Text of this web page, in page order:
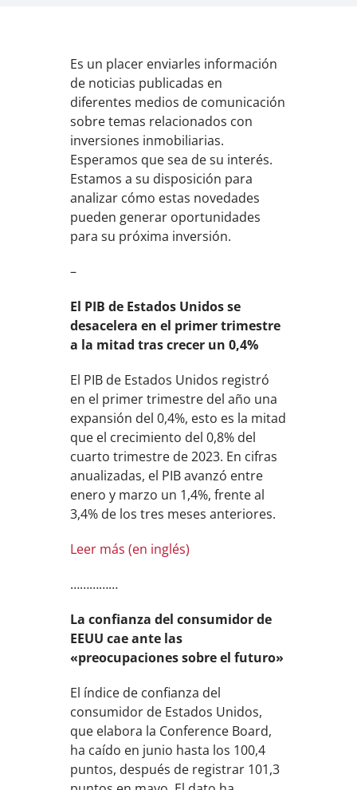
Es un placer enviarles información
de noticias publicadas en
diferentes medios de comunicación
sobre temas relacionados con
inversiones inmobiliarias.
Esperamos que sea de su interés.
Estamos a su disposición para
analizar cómo estas novedades
pueden generar oportunidades
para su próxima inversión.
–
El PIB de Estados Unidos se
desacelera en el primer trimestre
a la mitad tras crecer un 0,4%
El PIB de Estados Unidos registró
en el primer trimestre del año una
expansión del 0,4%, esto es la mitad
que el crecimiento del 0,8% del
cuarto trimestre de 2023. En cifras
anualizadas, el PIB avanzó entre
enero y marzo un 1,4%, frente al
3,4% de los tres meses anteriores.
Leer más (en inglés)
……………
La confianza del consumidor de
EEUU cae ante las
«preocupaciones sobre el futuro»
El índice de confianza del
consumidor de Estados Unidos,
que elabora la Conference Board,
ha caído en junio hasta los 100,4
puntos, después de registrar 101,3